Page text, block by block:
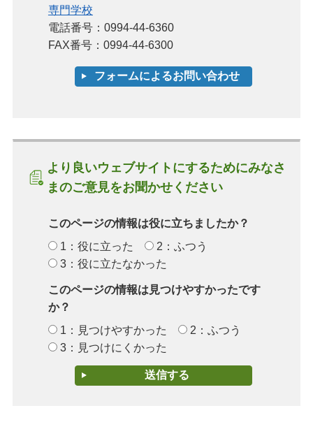
専門学校
電話番号：0994-44-6360
FAX番号：0994-44-6300
より良いウェブサイトにするためにみなさ
まのご意見をお聞かせください
このページの情報は役に立ちましたか？
1：役に立った
2：ふつう
3：役に立たなかった
このページの情報は見つけやすかったです
か？
1：見つけやすかった
2：ふつう
3：見つけにくかった